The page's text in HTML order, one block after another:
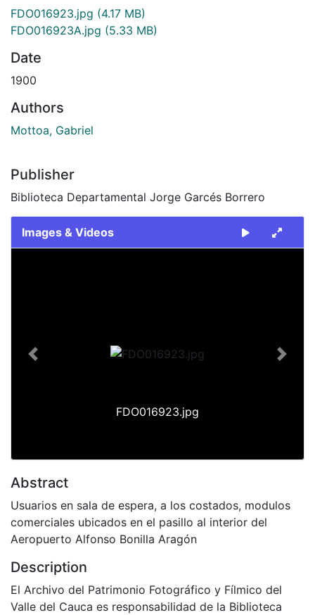
FDO016923.jpg (4.17 MB)
FDO016923A.jpg (5.33 MB)
Date
1900
Authors
Mottoa, Gabriel
Publisher
Biblioteca Departamental Jorge Garcés Borrero
Images & Videos
FDO016923.jpg
Previous Next
Abstract
Usuarios en sala de espera, a los costados, modulos
comerciales ubicados en el pasillo al interior del
Aeropuerto Alfonso Bonilla Aragón
Description
El Archivo del Patrimonio Fotográfico y Fílmico del
Valle del Cauca es responsabilidad de la Biblioteca